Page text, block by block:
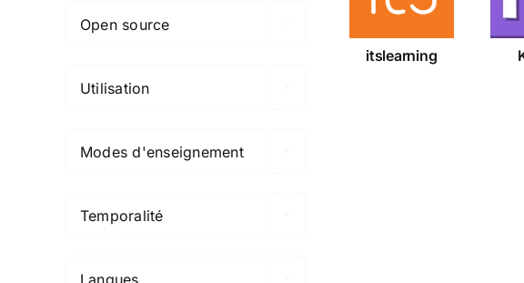
Open source
Utilisation
Modes d'enseignement
Temporalité
Langues
itslearning